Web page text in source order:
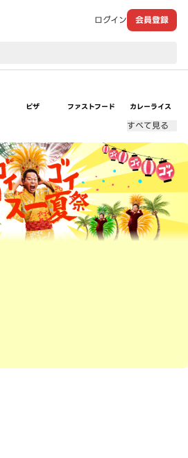
ログイン 会員登録
ピザ ファストフード カレーライス
すべて見る